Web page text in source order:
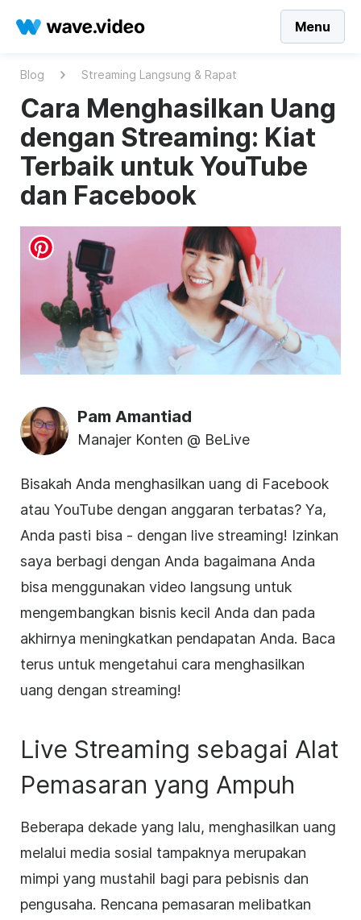
Menu
Blog Streaming Langsung & Rapat
Cara Menghasilkan Uang
dengan Streaming: Kiat
Terbaik untuk YouTube
dan Facebook
Pam Amantiad
Manajer Konten @ BeLive
Bisakah Anda menghasilkan uang di Facebook
atau YouTube dengan anggaran terbatas? Ya,
Anda pasti bisa - dengan live streaming! Izinkan
saya berbagi dengan Anda bagaimana Anda
bisa menggunakan video langsung untuk
mengembangkan bisnis kecil Anda dan pada
akhirnya meningkatkan pendapatan Anda. Baca
terus untuk mengetahui cara menghasilkan
uang dengan streaming!
Live Streaming sebagai Alat
Pemasaran yang Ampuh
Beberapa dekade yang lalu, menghasilkan uang
melalui media sosial tampaknya merupakan
mimpi yang mustahil bagi para pebisnis dan
pengusaha. Rencana pemasaran melibatkan